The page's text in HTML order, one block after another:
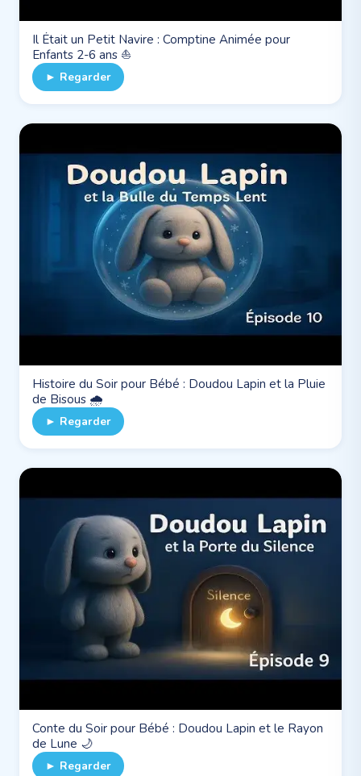
Il Était un Petit Navire : Comptine Animée pour
Enfants 2-6 ans ⛵
► Regarder
Histoire du Soir pour Bébé : Doudou Lapin et la Pluie
de Bisous 🌧️
► Regarder
Conte du Soir pour Bébé : Doudou Lapin et le Rayon
de Lune 🌙
► Regarder